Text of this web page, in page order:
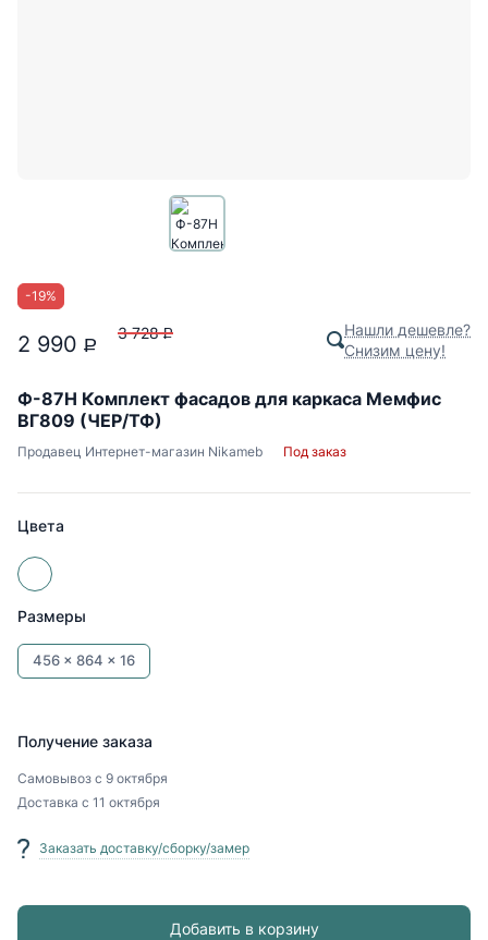
-19%
2 990 P
3 728 P
Нашли дешевле?
Снизим цену!
Ф-87Н Комплект фасадов для каркаса Мемфис
ВГ809 (ЧЕР/ТФ)
Продавец Интернет-магазин Nikameb Под заказ
Цвета
Размеры
456 x 864 x 16
Получение заказа
Самовывоз с 9 октября
Доставка с 11 октября
Заказать доставку/сборку/замер
Добавить в корзину